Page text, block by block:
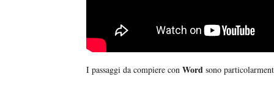
I passaggi da compiere con Word sono